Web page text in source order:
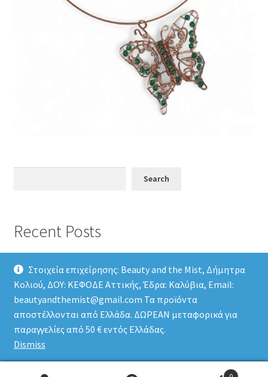
Search
Recent Posts
© Beauty and the Mist 2026
Privacy Policy
Built with Storefront & WooCommerce
Στοιχεία επιχείρησης: Beauty and the Mist, Δήμητρα
Κολιού, ΔΟΥ: ΚΕΦΟΔΕ Αττικής, Έδρα: Καλύβια, Email:
beautyandthemist@gmail.com Τα προϊόντα
αποστέλλονται από Ελλάδα. ΔΩΡΕΑΝ μεταφορικά για
παραγγελίες από 50 € εντός Ελλάδας.
Dismiss